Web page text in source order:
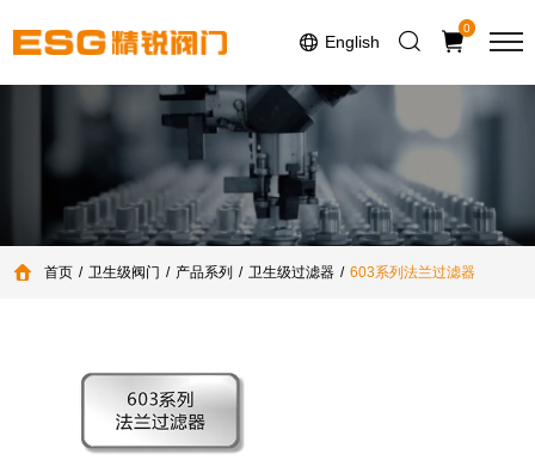
English
0
首页 卫生级阀门 产品系列 卫生级过滤器 603系列法兰过滤器